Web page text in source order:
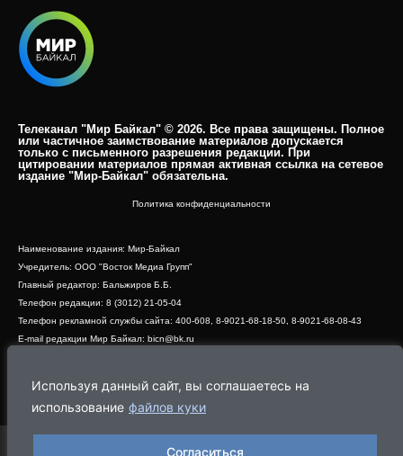
Используя данный сайт, вы соглашаетесь на
использование файлов куки
Согласиться
Телеканал "Мир Байкал" © 2026. Все права защищены. Полное
или частичное заимствование материалов допускается
только с письменного разрешения редакции. При
цитировании материалов прямая активная ссылка на сетевое
издание "Мир-Байкал" обязательна.​
Политика конфиденциальности
Наименование издания: Мир-Байкал
Учредитель: ООО "Восток Медиа Групп"
Главный редактор: Бальжиров Б.Б.
Телефон редакции: 8 (3012) 21-05-04
Телефон рекламной службы сайта: 400-608, 8-9021-68-18-50, 8-9021-68-08-43
E-mail редакции Мир Байкал: bicn@bk.ru
Адрес редакции: 670000, г. Улан-Удэ, ул. Профсоюзная, дом 44, офис 1